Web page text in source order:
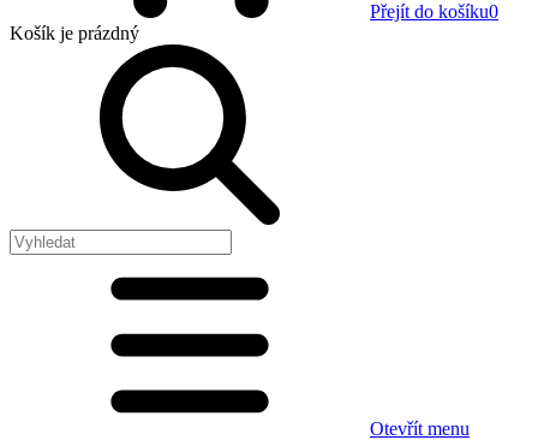
Přejít do košíku0
Košík je prázdný
Otevřít menu